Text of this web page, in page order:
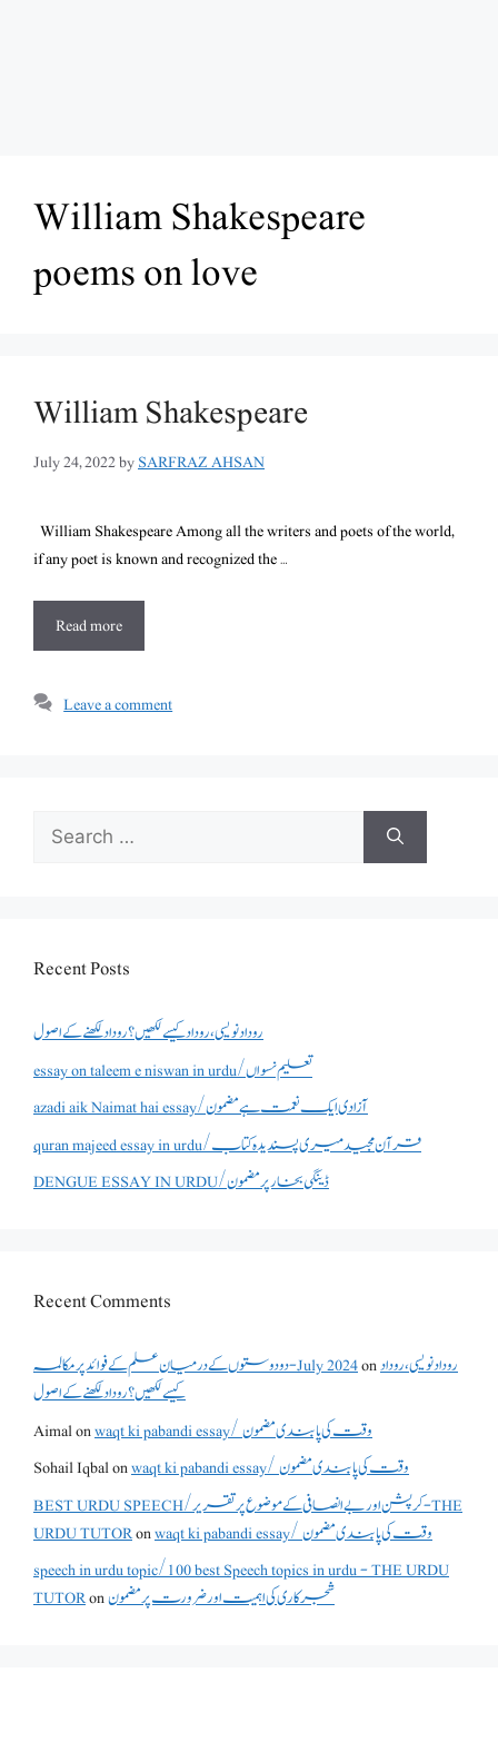
William Shakespeare
poems on love
William Shakespeare
July 24, 2022bySARFRAZ AHSAN
William Shakespeare Among all the writers and poets of the world,
if any poet is known and recognized the …
Read more
Leave a comment
Search
for:
Recent Posts
روداد نویسی ،روداد کیسے لکھیں؟ روداد لکھنے کے اصول
essay on taleem e niswan in urdu/تعلیم نسواں
azadi aik Naimat hai essay/آزادی ایک نعمت ہے مضمون
quran majeed essay in urdu/قرآن مجید میری پسندیدہ کتاب
DENGUE ESSAY IN URDU/ڈینگی بخار پر مضمون
Recent Comments
دو دوستوں کے درمیان علم کے فوائد پر مکالمہ - July 2024onروداد نویسی ،روداد
کیسے لکھیں؟ روداد لکھنے کے اصول
Aimalon
waqt ki pabandi essay/ وقت کی پابندی مضمون
Sohail Iqbalon
waqt ki pabandi essay/ وقت کی پابندی مضمون
BEST URDU SPEECH/کرپشن اور بے انصافی کے موضوع پر تقریر - THE
URDU TUTORon
waqt ki pabandi essay/ وقت کی پابندی مضمون
speech in urdu topic/100 best Speech topics in urdu - THE URDU
TUTORonشجرکاری کی اہمیت اور ضرورت پر مضمون